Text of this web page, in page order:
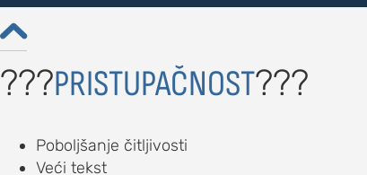

???PRISTUPAČNOST???
Poboljšanje čitljivosti
Veći tekst